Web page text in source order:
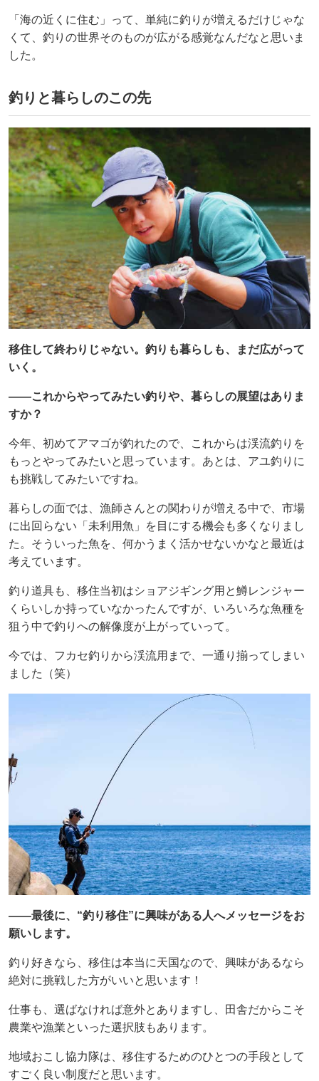
「海の近くに住む」って、単純に釣りが増えるだけじゃな
くて、釣りの世界そのものが広がる感覚なんだなと思いま
した。
釣りと暮らしのこの先
移住して終わりじゃない。釣りも暮らしも、まだ広がって
いく。
——これからやってみたい釣りや、暮らしの展望はありま
すか？
今年、初めてアマゴが釣れたので、これからは渓流釣りを
もっとやってみたいと思っています。あとは、アユ釣りに
も挑戦してみたいですね。
暮らしの面では、漁師さんとの関わりが増える中で、市場
に出回らない「未利用魚」を目にする機会も多くなりまし
た。そういった魚を、何かうまく活かせないかなと最近は
考えています。
釣り道具も、移住当初はショアジギング用と鱒レンジャー
くらいしか持っていなかったんですが、いろいろな魚種を
狙う中で釣りへの解像度が上がっていって。
今では、フカセ釣りから渓流用まで、一通り揃ってしまい
ました（笑）
——最後に、“釣り移住”に興味がある人へメッセージをお
願いします。
釣り好きなら、移住は本当に天国なので、興味があるなら
絶対に挑戦した方がいいと思います！
仕事も、選ばなければ意外とありますし、田舎だからこそ
農業や漁業といった選択肢もあります。
地域おこし協力隊は、移住するためのひとつの手段として
すごく良い制度だと思います。